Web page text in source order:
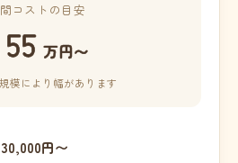
コストの目安
55 万円〜
模により幅があります
30,000円〜